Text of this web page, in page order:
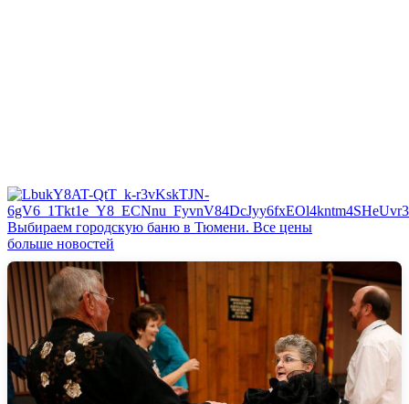
Выбираем городскую баню в Тюмени. Все цены
больше новостей